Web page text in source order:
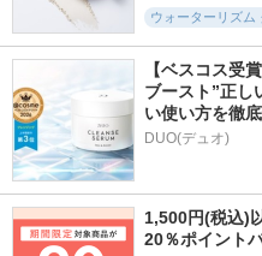
【ベスコス受
ブースト”正し
い使い方を徹
DUO(デュオ)
1,500円(税込)
20％ポイント